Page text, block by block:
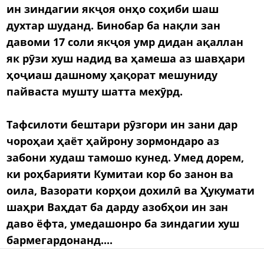
ин зиндагии якҷоя онҳо соҳиби шаш
духтар шуданд. Бинобар ба нақли зан
давоми 17 соли якҷоя умр дидан ақаллан
як рӯзи хуш надид ва ҳамеша аз шавҳари
ҳоҷиаш дашному ҳақорат мешуниду
пайваста мушту шатта мехӯрд.
Тафсилоти бештари рӯзгори ин зани дар
чороҳаи ҳаёт ҳайрону зормондаро аз
забони худаш тамошо кунед. Умед дорем,
ки роҳбарияти Кумитаи кор бо занон ва
оила, Вазорати корҳои дохилӣ ва Ҳукумати
шаҳри Ваҳдат ба дарду азобҳои ин зан
даво ёфта, умедашонро ба зиндагии хуш
бармегардонанд....